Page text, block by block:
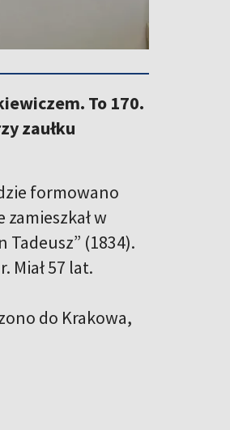
To 170.
zaułku
formowano
zamieszkał w
Tadeusz” (1834).
Miał 57 lat.
do Krakowa,